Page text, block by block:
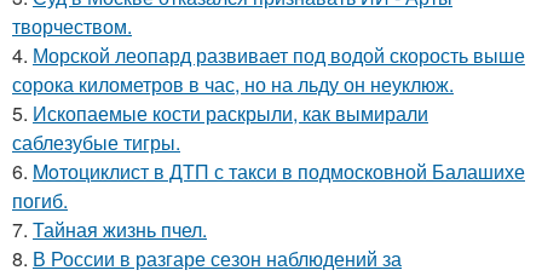
творчеством.
4. Морской леопард развивает под водой скорость выше
сорока километров в час, но на льду он неуклюж.
5. Ископаемые кости раскрыли, как вымирали
саблезубые тигры.
6. Moтоциклист в ДТП с такси в подмосковной Балашихе
погиб.
7. Тайная жизнь пчел.
8. В России в разгаре сезон наблюдений за